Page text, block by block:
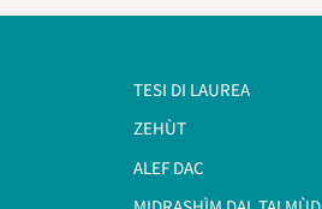
TESI DI LAUREA
ZEHÙT
ALEF DAC